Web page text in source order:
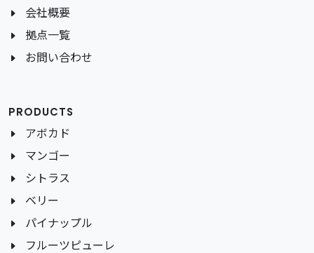
会社概要
拠点一覧
お問い合わせ
PRODUCTS
アボカド
マンゴー
シトラス
ベリー
パイナップル
フルーツピューレ